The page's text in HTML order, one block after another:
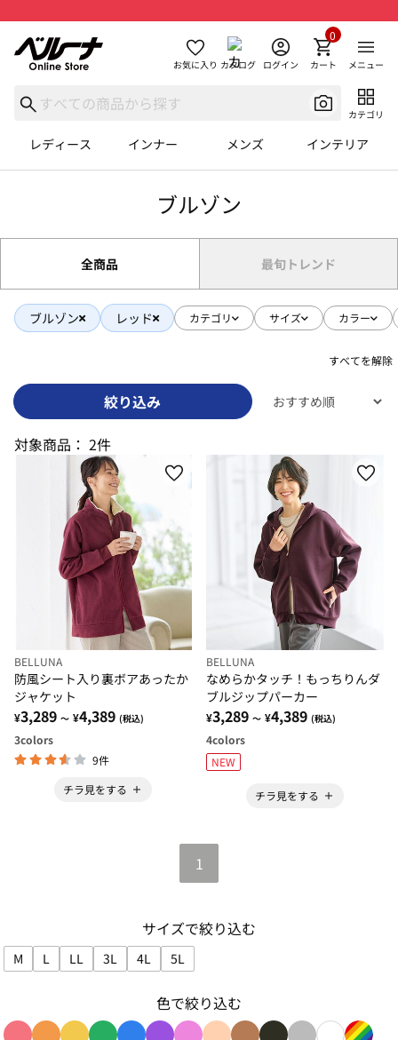
お気に入り カタログ ログイン カート
0
メニュー
カテゴリ
レディース インナー メンズ インテリア
ブルゾン
全商品 最旬トレンド
ブルゾン レッド カテゴリ サイズ カラー
すべてを解除
絞り込み
対象商品： 2件
BELLUNA
防風シート入り裏ボアあったか
ジャケット
¥3,289 ～ ¥4,389 (税込)
3colors
9件
チラ見をする
BELLUNA
なめらかタッチ！もっちりんダ
ブルジップパーカー
¥3,289 ～ ¥4,389 (税込)
4colors
NEW
チラ見をする
1
サイズで絞り込む
M
サイズで絞り込み: M
L
サイズで絞り込み: L
LL
サイズで絞り込み: LL
3L
サイズで絞り込み: 3L
4L
サイズで絞り込み: 4L
5L
サイズで絞り込み: 5L
色で絞り込む